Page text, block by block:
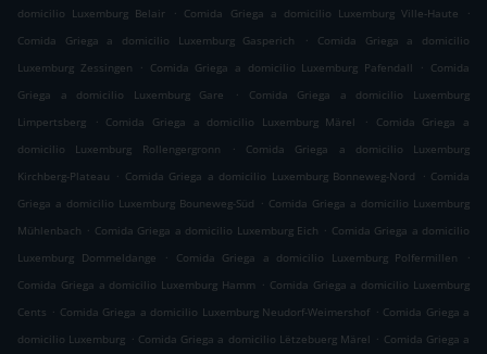
domicilio Luxemburg Belair
. Comida Griega a domicilio Luxemburg Ville-Haute
.
Comida Griega a domicilio Luxemburg Gasperich
.
Comida Griega a domicilio
Luxemburg Zessingen
. Comida Griega a domicilio Luxemburg Pafendall . Comida
Griega a domicilio Luxemburg Gare
.
Comida Griega a domicilio Luxemburg
Limpertsberg
. Comida Griega a domicilio Luxemburg Märel .
Comida Griega a
domicilio Luxemburg Rollengergronn
.
Comida Griega a domicilio Luxemburg
Kirchberg-Plateau . Comida Griega a domicilio Luxemburg Bonneweg-Nord . Comida
Griega a domicilio Luxemburg Bouneweg-Süd . Comida Griega a domicilio Luxemburg
Mühlenbach . Comida Griega a domicilio Luxemburg Eich . Comida Griega a domicilio
Luxemburg Dommeldange
. Comida Griega a domicilio Luxemburg Polfermillen
.
Comida Griega a domicilio Luxemburg Hamm . Comida Griega a domicilio Luxemburg
Cents . Comida Griega a domicilio Luxemburg Neudorf-Weimershof . Comida Griega a
domicilio Luxemburg . Comida Griega a domicilio Lëtzebuerg Märel . Comida Griega a